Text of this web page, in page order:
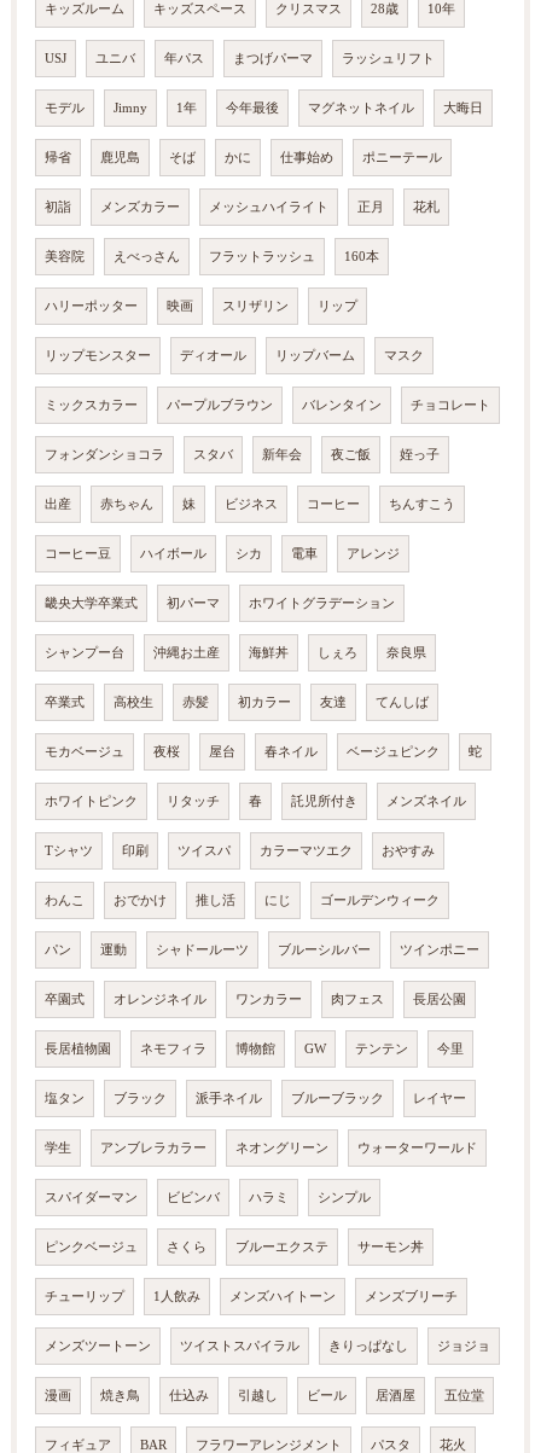
キッズルーム キッズスペース クリスマス 28歳 10年
USJ ユニバ 年パス まつげパーマ ラッシュリフト
モデル Jimny 1年 今年最後 マグネットネイル 大晦日
帰省 鹿児島 そば かに 仕事始め ポニーテール
初詣 メンズカラー メッシュハイライト 正月 花札
美容院 えべっさん フラットラッシュ 160本
ハリーポッター 映画 スリザリン リップ
リップモンスター ディオール リップバーム マスク
ミックスカラー パープルブラウン バレンタイン チョコレート
フォンダンショコラ スタバ 新年会 夜ご飯 姪っ子
出産 赤ちゃん 妹 ビジネス コーヒー ちんすこう
コーヒー豆 ハイボール シカ 電車 アレンジ
畿央大学卒業式 初パーマ ホワイトグラデーション
シャンプー台 沖縄お土産 海鮮丼 しぇろ 奈良県
卒業式 高校生 赤髪 初カラー 友達 てんしば
モカベージュ 夜桜 屋台 春ネイル ベージュピンク 蛇
ホワイトピンク リタッチ 春 託児所付き メンズネイル
Tシャツ 印刷 ツイスパ カラーマツエク おやすみ
わんこ おでかけ 推し活 にじ ゴールデンウィーク
パン 運動 シャドールーツ ブルーシルバー ツインポニー
卒園式 オレンジネイル ワンカラー 肉フェス 長居公園
長居植物園 ネモフィラ 博物館 GW テンテン 今里
塩タン ブラック 派手ネイル ブルーブラック レイヤー
学生 アンブレラカラー ネオングリーン ウォーターワールド
スパイダーマン ビビンバ ハラミ シンプル
ピンクベージュ さくら ブルーエクステ サーモン丼
チューリップ 1人飲み メンズハイトーン メンズブリーチ
メンズツートーン ツイストスパイラル きりっぱなし ジョジョ
漫画 焼き鳥 仕込み 引越し ビール 居酒屋 五位堂
フィギュア BAR フラワーアレンジメント パスタ 花火